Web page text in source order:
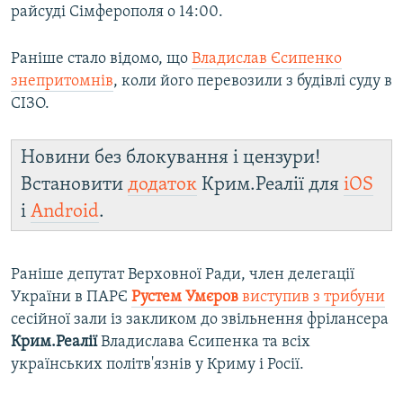
райсуді Сімферополя о 14:00.
Раніше стало відомо, що Владислав Єсипенко
знепритомнів, коли його перевозили з будівлі суду в
СІЗО.
Новини без блокування і цензури!
Встановити додаток Крим.Реалії для iOS
і Android.
Раніше депутат Верховної Ради, член делегації
України в ПАРЄ Рустем Умєров виступив з трибуни
сесійної зали із закликом до звільнення фрілансера
Крим.РеаліїВладислава Єсипенка та всіх
українських політв'язнів у Криму і Росії.